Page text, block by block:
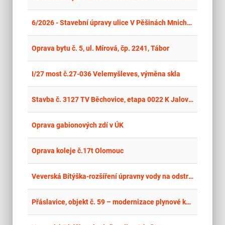
6/2026 - Stavební úpravy ulice V Pěšinách Mnichovice – Božkov
Oprava bytu č. 5, ul. Mírová, čp. 2241, Tábor
I/27 most č.27-036 Velemyšleves, výměna skla
Stavba č. 3127 TV Běchovice, etapa 0022 K Jalovce; stavební práce
Oprava gabionových zdí v ÚK
Oprava koleje č.17t Olomouc
Veverská Bítýška-rozšíření úpravny vody na odstranění dusičnanů
Přáslavice, objekt č. 59 – modernizace plynové kotelny